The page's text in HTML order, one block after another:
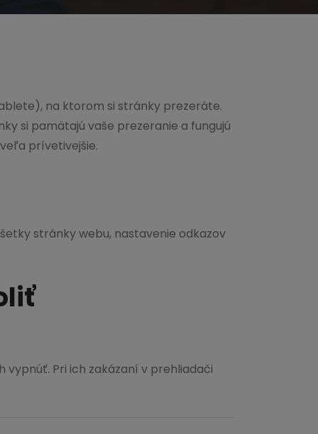
na ktorom si stránky prezeráte.
si pamätajú vaše prezeranie a fungujú
prívetivejšie.
stránky webu, nastavenie odkazov
Pri ich zakázaní v prehliadači